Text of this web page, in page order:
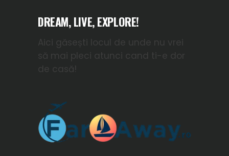
DREAM, LIVE, EXPLORE!
Aici găsești locul de unde nu vrei
să mai pleci atunci cand ti-e dor
de casă!